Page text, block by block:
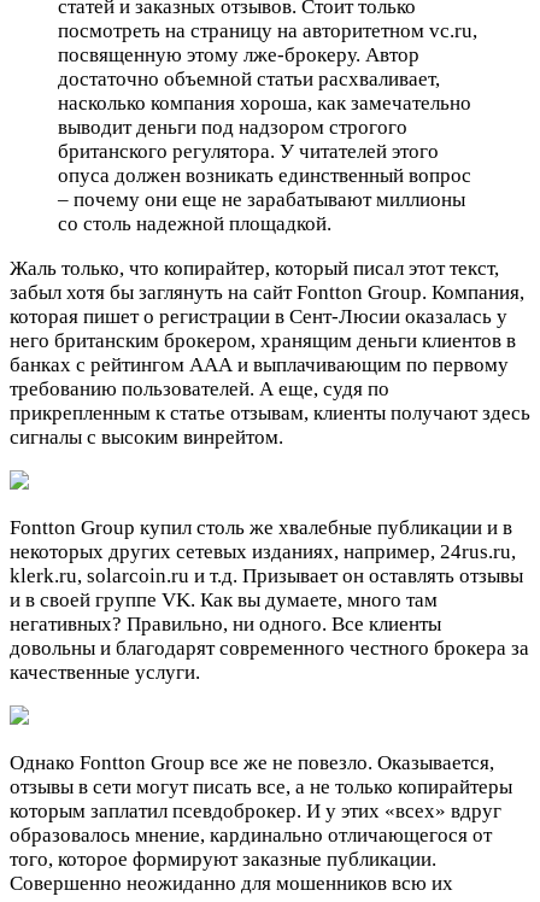
статей и заказных отзывов. Стоит только
посмотреть на страницу на авторитетном vc.ru,
посвященную этому лже-брокеру. Автор
достаточно объемной статьи расхваливает,
насколько компания хороша, как замечательно
выводит деньги под надзором строгого
британского регулятора. У читателей этого
опуса должен возникать единственный вопрос
– почему они еще не зарабатывают миллионы
со столь надежной площадкой.
Жаль только, что копирайтер, который писал этот текст,
забыл хотя бы заглянуть на сайт Fontton Group. Компания,
которая пишет о регистрации в Сент-Люсии оказалась у
него британским брокером, хранящим деньги клиентов в
банках с рейтингом ААА и выплачивающим по первому
требованию пользователей. А еще, судя по
прикрепленным к статье отзывам, клиенты получают здесь
сигналы с высоким винрейтом.
Fontton Group купил столь же хвалебные публикации и в
некоторых других сетевых изданиях, например, 24rus.ru,
klerk.ru, solarcoin.ru и т.д. Призывает он оставлять отзывы
и в своей группе VK. Как вы думаете, много там
негативных? Правильно, ни одного. Все клиенты
довольны и благодарят современного честного брокера за
качественные услуги.
Однако Fontton Group все же не повезло. Оказывается,
отзывы в сети могут писать все, а не только копирайтеры
которым заплатил псевдоброкер. И у этих «всех» вдруг
образовалось мнение, кардинально отличающегося от
того, которое формируют заказные публикации.
Совершенно неожиданно для мошенников всю их